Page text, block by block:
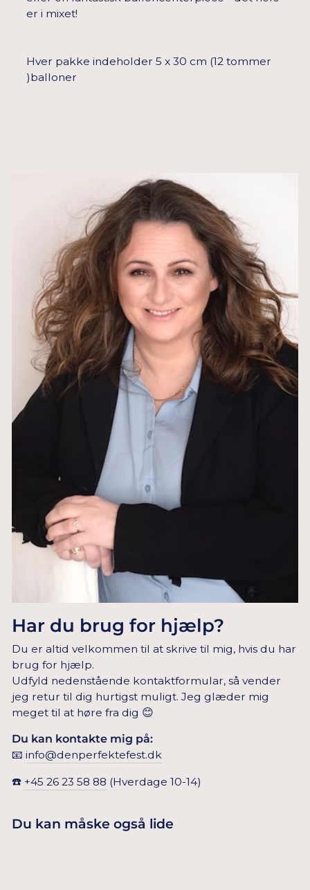
er i mixet!
Hver pakke indeholder 5 x 30 cm (12 tommer
)balloner
Har du brug for hjælp?
Du er altid velkommen til at skrive til mig, hvis du har
brug for hjælp.
Udfyld nedenstående kontaktformular, så vender
jeg retur til dig hurtigst muligt. Jeg glæder mig
meget til at høre fra dig 😊
Du kan kontakte mig på:
📧 info@denperfektefest.dk
☎️ +45 26 23 58 88 (Hverdage 10-14)
Du kan måske også lide